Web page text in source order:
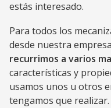
estás interesado.
Para todos los
desde nuestra
recurrimos a varios
características y
usamos unos u otros
tengamos que realizar.